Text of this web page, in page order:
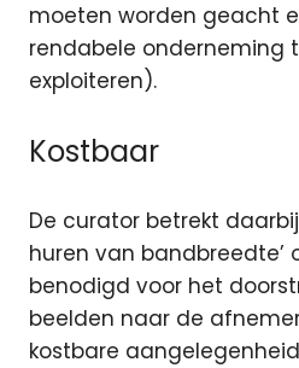
moeten worden geacht
rendabele onderneming
exploiteren).
Kostbaar
De curator betrekt
huren van bandbreedte’
benodigd voor het
beelden naar de
kostbare